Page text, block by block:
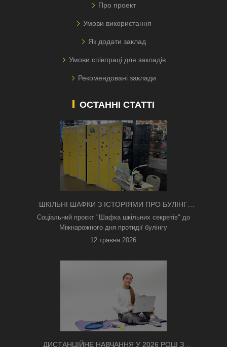
Про проект
Умови використання
Як додати заклад
Умови співпраці для закладів
Рекомендовані заклади
ОСТАННІ СТАТТІ
ШКІЛЬНІ ШАФКИ З ІСТОРІЯМИ ПРО БУЛІНГ
З'ЯВИЛИСЯ В КИЄВІ
Соціальний проєкт "Шафка шкільних секретів" до
Міжнарожного дня протидії булінгу
12 травня 2026
ДИСТАНЦІЙНЕ НАВЧАННЯ У 2026 РОЦІ З